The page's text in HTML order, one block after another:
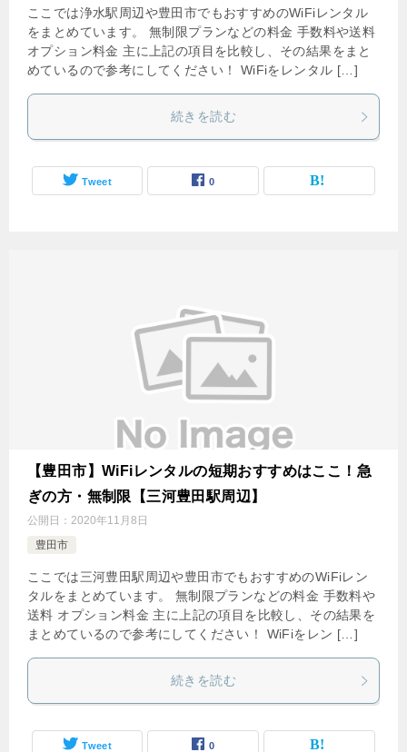
ここでは浄水駅周辺や豊田市でもおすすめのWiFiレンタル
をまとめています。 無制限プランなどの料金 手数料や送料
オプション料金 主に上記の項目を比較し、その結果をまと
めているので参考にしてください！ WiFiをレンタル […]
続きを読む
Tweet 0
【豊田市】WiFiレンタルの短期おすすめはここ！急
ぎの方・無制限【三河豊田駅周辺】
公開日： 2020年11月8日
豊田市
ここでは三河豊田駅周辺や豊田市でもおすすめのWiFiレン
タルをまとめています。 無制限プランなどの料金 手数料や
送料 オプション料金 主に上記の項目を比較し、その結果を
まとめているので参考にしてください！ WiFiをレン […]
続きを読む
Tweet 0